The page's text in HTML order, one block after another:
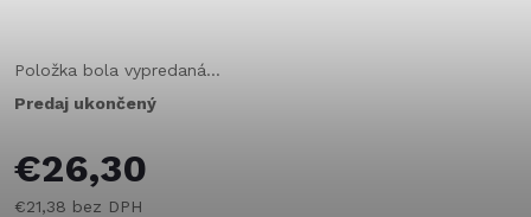
Položka bola vypredaná…
Predaj ukončený
€26,30
€21,38 bez DPH